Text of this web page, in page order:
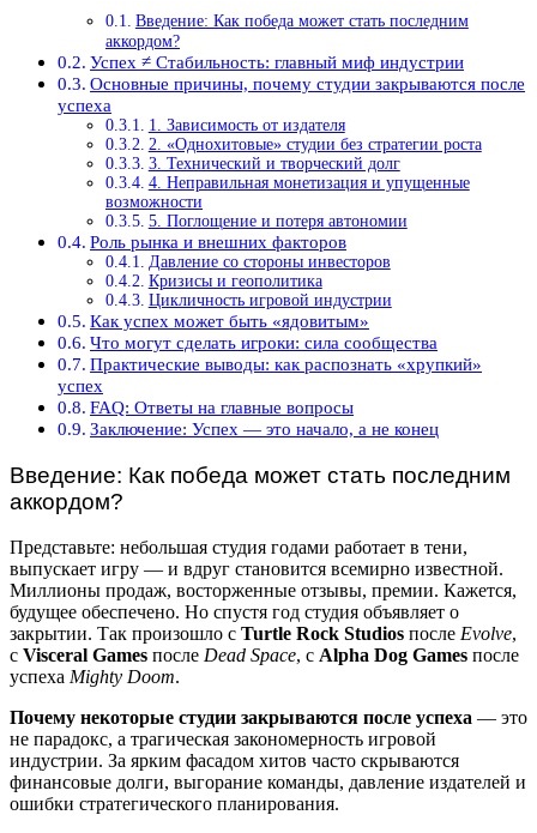
Введение: Как победа может стать последним
аккордом?
Успех ≠ Стабильность: главный миф индустрии
Основные причины, почему студии закрываются после
успеха
1. Зависимость от издателя
2. «Однохитовые» студии без стратегии роста
3. Технический и творческий долг
4. Неправильная монетизация и упущенные
возможности
5. Поглощение и потеря автономии
Роль рынка и внешних факторов
Давление со стороны инвесторов
Кризисы и геополитика
Цикличность игровой индустрии
Как успех может быть «ядовитым»
Что могут сделать игроки: сила сообщества
Практические выводы: как распознать «хрупкий»
успех
FAQ: Ответы на главные вопросы
Заключение: Успех — это начало, а не конец
Введение: Как победа может стать последним
аккордом?
Представьте: небольшая студия годами работает в тени,
выпускает игру — и вдруг становится всемирно известной.
Миллионы продаж, восторженные отзывы, премии. Кажется,
будущее обеспечено. Но спустя год студия объявляет о
закрытии. Так произошло с Turtle Rock Studios после Evolve,
с Visceral Games после Dead Space, с Alpha Dog Games после
успеха Mighty Doom.
Почему некоторые студии закрываются после успеха — это
не парадокс, а трагическая закономерность игровой
индустрии. За ярким фасадом хитов часто скрываются
финансовые долги, выгорание команды, давление издателей и
ошибки стратегического планирования.